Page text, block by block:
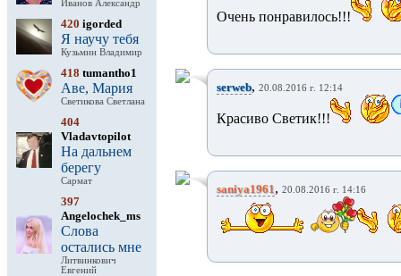
Иванов Александр
420 igorded
Я научу тебя
Кузьмин Владимир
418 tumantho1
Аве, Мария
Светикова Светлана
404
Vladavtopilot
На дальнем
берегу
Сармат
397
Angelochek_ms
Слова
остались мне
Литвинкович
Евгений
Очень понравилось!!!
serweb, 20.08.2016 г. 12:14
Красиво Светик!!!
saniya1961, 20.08.2016 г. 14:16